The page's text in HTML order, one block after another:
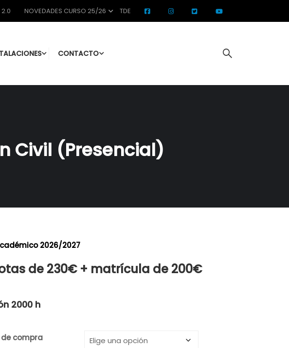
2.0 NOVEDADES CURSO 25/26 TDE
CONTACTO
Civil (Presencial)
2026/2027
de 230€ + matrícula de 200€
2000 h
de compra